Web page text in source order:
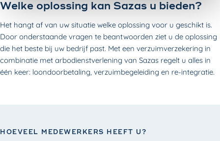
Welke oplossing kan Sazas u bieden?
Het hangt af van uw situatie welke oplossing voor u geschikt is.
Door onderstaande vragen te beantwoorden ziet u de oplossing
die het beste bij uw bedrijf past. Met een verzuimverzekering in
combinatie met arbodienstverlening van Sazas regelt u alles in
één keer: loondoorbetaling, verzuimbegeleiding en re-integratie.
HOEVEEL MEDEWERKERS HEEFT U?